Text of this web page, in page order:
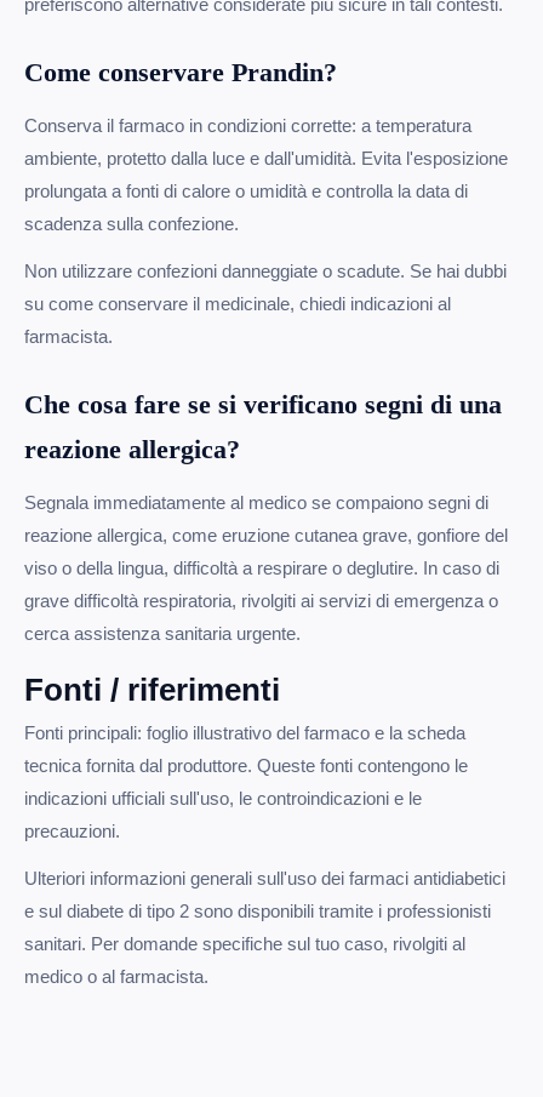
Come conservare Prandin?
Conserva il farmaco in condizioni corrette: a temperatura
ambiente, protetto dalla luce e dall'umidità. Evita l'esposizione
prolungata a fonti di calore o umidità e controlla la data di
scadenza sulla confezione.
Non utilizzare confezioni danneggiate o scadute. Se hai dubbi
su come conservare il medicinale, chiedi indicazioni al
farmacista.
Che cosa fare se si verificano segni di una
reazione allergica?
Segnala immediatamente al medico se compaiono segni di
reazione allergica, come eruzione cutanea grave, gonfiore del
viso o della lingua, difficoltà a respirare o deglutire. In caso di
grave difficoltà respiratoria, rivolgiti ai servizi di emergenza o
cerca assistenza sanitaria urgente.
Fonti / riferimenti
Fonti principali: foglio illustrativo del farmaco e la scheda
tecnica fornita dal produttore. Queste fonti contengono le
indicazioni ufficiali sull'uso, le controindicazioni e le
precauzioni.
Ulteriori informazioni generali sull'uso dei farmaci antidiabetici
e sul diabete di tipo 2 sono disponibili tramite i professionisti
sanitari. Per domande specifiche sul tuo caso, rivolgiti al
medico o al farmacista.